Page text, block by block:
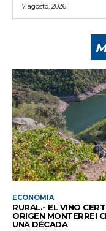
7 agosto, 2026
ECONOMÍA
RURAL.- EL VINO
ORIGEN MONTERREI
UNA DÉCADA